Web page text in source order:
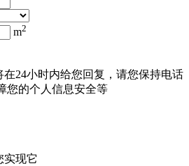
m2
24小时内给您回复，请您保持电话
您的个人信息安全等
实现它